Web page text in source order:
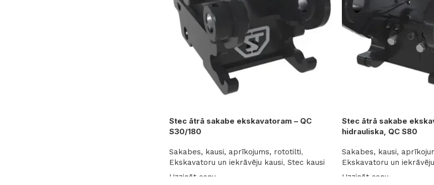
Stec ātrā sakabe ekskavatoram – QC
S30/180
Sakabes, kausi, aprīkojums, rototilti,
Ekskavatoru un iekrāvēju kausi, Stec kausi
Uzzināt cenu
Stec ātrā sakabe
hidrauliska, QC S80
Sakabes, kausi,
Ekskavatoru un
Uzzināt cenu